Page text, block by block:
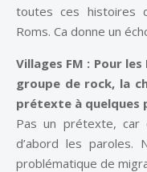
toutes ces histoires
Roms. Ca donne un
Villages FM : Pour
groupe de rock, la
prétexte à quelques
Pas un prétexte, car
d’abord les paroles.
problématique de